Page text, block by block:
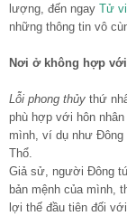
lượng, đến ngay Tử
những thông tin vô
Nơi ở không hợp
Lỗi phong thủy thứ
phù hợp với hôn
mình, ví dụ như Đông
Thổ.
Giả sử, người Đông
bản mệnh của mình,
lợi thế đầu tiên đối